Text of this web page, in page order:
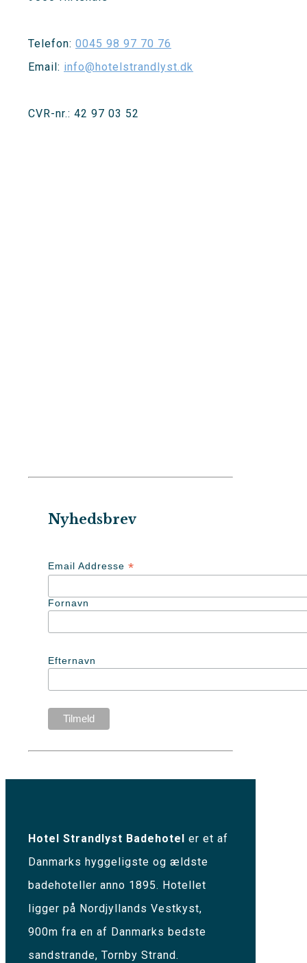
Telefon: 0045 98 97 70 76
Email: info@hotelstrandlyst.dk
CVR-nr.: 42 97 03 52
Nyhedsbrev
Email Addresse *
Fornavn
Efternavn
Hotel Strandlyst Badehotel
er et af
Danmarks hyggeligste og ældste
badehoteller anno 1895. Hotellet
ligger på Nordjyllands Vestkyst,
900m fra en af Danmarks bedste
sandstrande, Tornby Strand.